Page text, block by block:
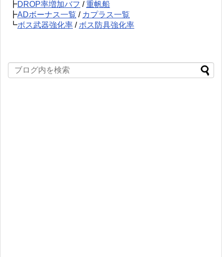
┣DROP率増加バフ /重帆船
┣ADボーナス一覧 / カプラス一覧
┗ボス武器強化率 / ボス防具強化率